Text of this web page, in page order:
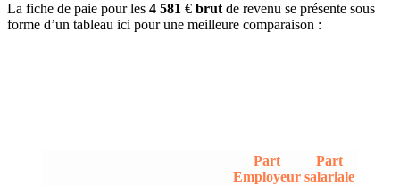
La fiche de paie pour les 4 581 € brut de revenu se présente sous
forme d’un tableau ici pour une meilleure comparaison :
Part
Employeur
Part
salariale